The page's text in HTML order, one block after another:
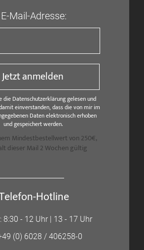
E-Mail-Adresse:
Jetzt anmelden
die Datenschutzerklärung gelesen und
einverstanden, dass die von mir im
Daten elektronisch erhoben
und gespeichert werden.
Mindestbestellwert von 250€,
dieser Mail 2 Wochen gültig
Hotline
8:30 - 12 Uhr | 13 - 17 Uhr
(0) 6028 / 406258-0